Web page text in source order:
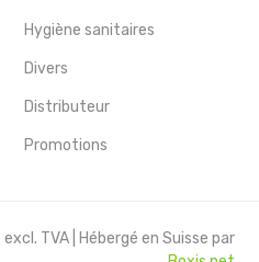
Hygiène sanitaires
Divers
Distributeur
Promotions
TVA | Hébergé en Suisse par